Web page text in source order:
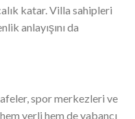
katar. Villa sahipleri
anlayışını da
spor merkezleri ve
yerli hem de yabancı